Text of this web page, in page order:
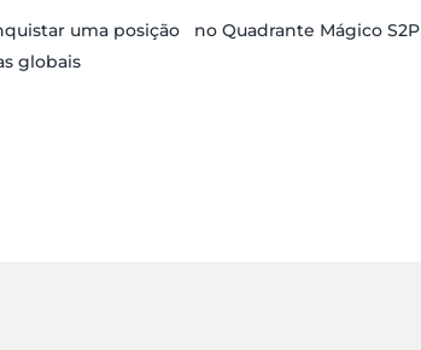
uma posição no Quadrante Mágico S2P
globais